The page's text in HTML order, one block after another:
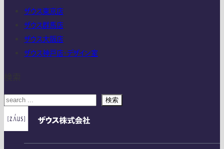
ザウス東京店
ザウス群馬店
ザウス大阪店
ザウス神戸店・デザイン室
検索